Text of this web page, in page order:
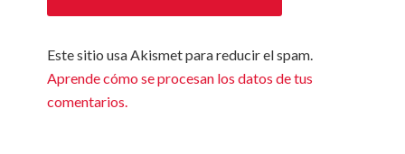
Este sitio usa Akismet para reducir el spam.
Aprende cómo se procesan los datos de tus
comentarios.